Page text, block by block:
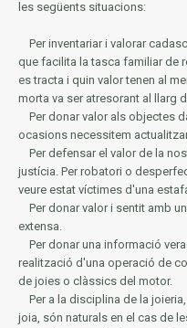
les següents situacions:
Per inventariar i valorar
que facilita la tasca familiar de
es tracta i quin valor tenen al
morta va ser atresorant al llarg
Per donar valor als objectes
ocasions necessitem
Per defensar el valor de la
justícia. Per robatori o
veure estat víctimes d'una
Per donar valor i sentit amb
extensa.
Per donar una informació
realització d'una operació de
de joies o clàssics del motor.
Per a la disciplina de la
joia, són naturals en el cas de